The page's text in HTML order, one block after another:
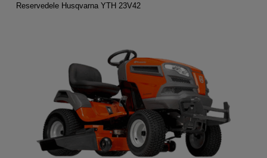
Reservedele Husqvarna YTH 23V42